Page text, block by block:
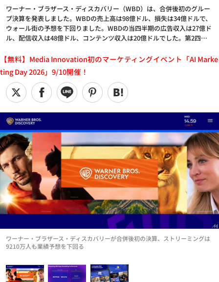
ワーナー・ブラザース・ディスカバリー（WBD）は、合併後初のグルー
プ決算を発表しました。WBDの売上高は98億ドル、損失は34億ドルで、
ウォール街の予想を下回りました。WBDの当四半期の広告収入は27億ド
ル、配信収入は48億ドル、コンテンツ収入は20億ドルでした。第2四…
【無料】Media Innovation初のマーケティングイベント「AI Marke
ting Day 2026」9/10開催！
ワーナー・ブラザース・ディスカバリーが合併後初の決算、ストリーミングは
9210万人も業績予想を下回る